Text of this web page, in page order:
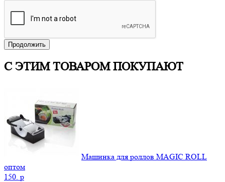
Продолжить
С ЭТИМ ТОВАРОМ ПОКУПАЮТ
Машинка для роллов MAGIC ROLL
оптом
150. p